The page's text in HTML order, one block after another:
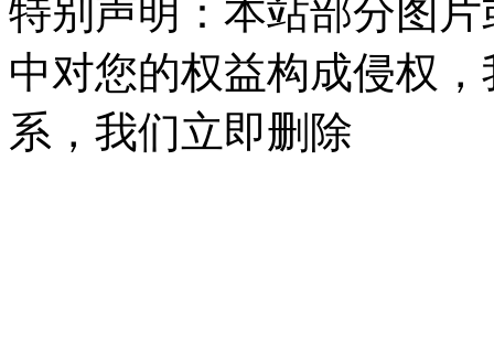
特别声明：本站部分图
中对您的权益构成侵权
系，我们立即删除